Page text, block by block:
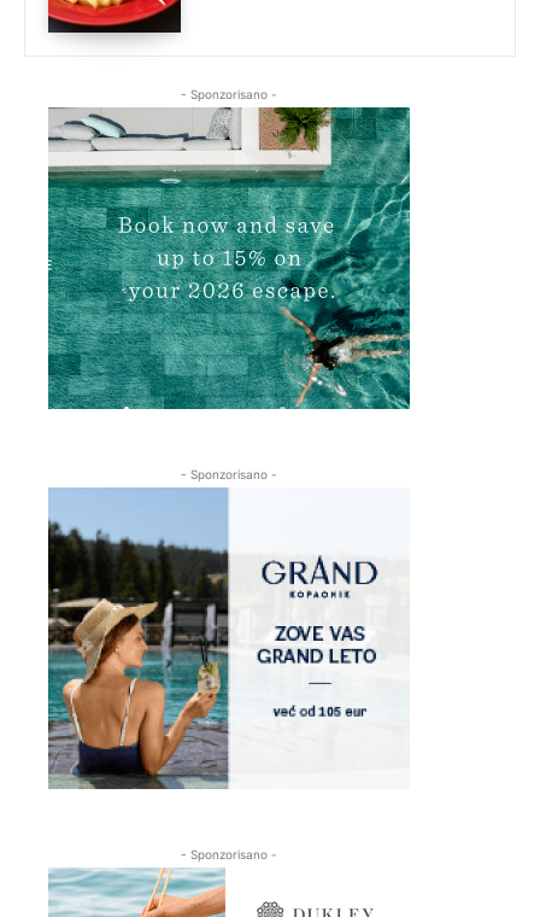
- Sponzorisano -
- Sponzorisano -
- Sponzorisano -